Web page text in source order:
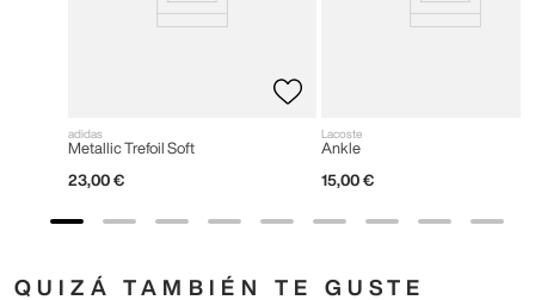
adidas
Metallic Trefoil Soft
23,00 €
Lacoste
Ankle
15,00 €
QUIZÁ TAMBIÉN TE GUSTE